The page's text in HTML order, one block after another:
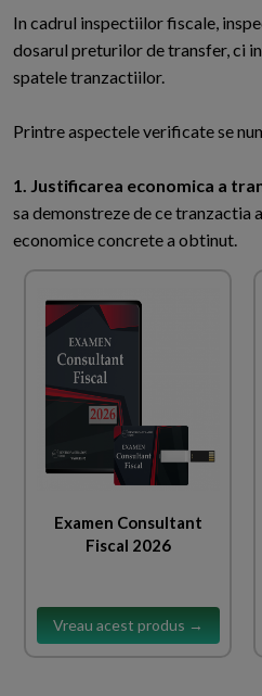
In cadrul inspectiilor fiscale,
dosarul preturilor de transfer, ci
spatele tranzactiilor.
Printre aspectele verificate se
1. Justificarea economica a
sa demonstreze de ce tranzactia
economice concrete a obtinut.
Examen Consultant
Fiscal 2026
Vreau acest produs →